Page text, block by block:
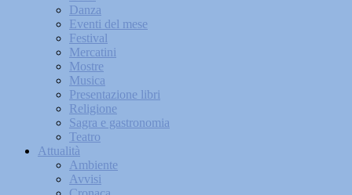
Danza
Eventi del mese
Festival
Mercatini
Mostre
Musica
Presentazione libri
Religione
Sagra e gastronomia
Teatro
Attualità
Ambiente
Avvisi